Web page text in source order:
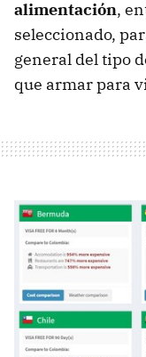
alimentación,
seleccionado,
general del tipo
que armar para